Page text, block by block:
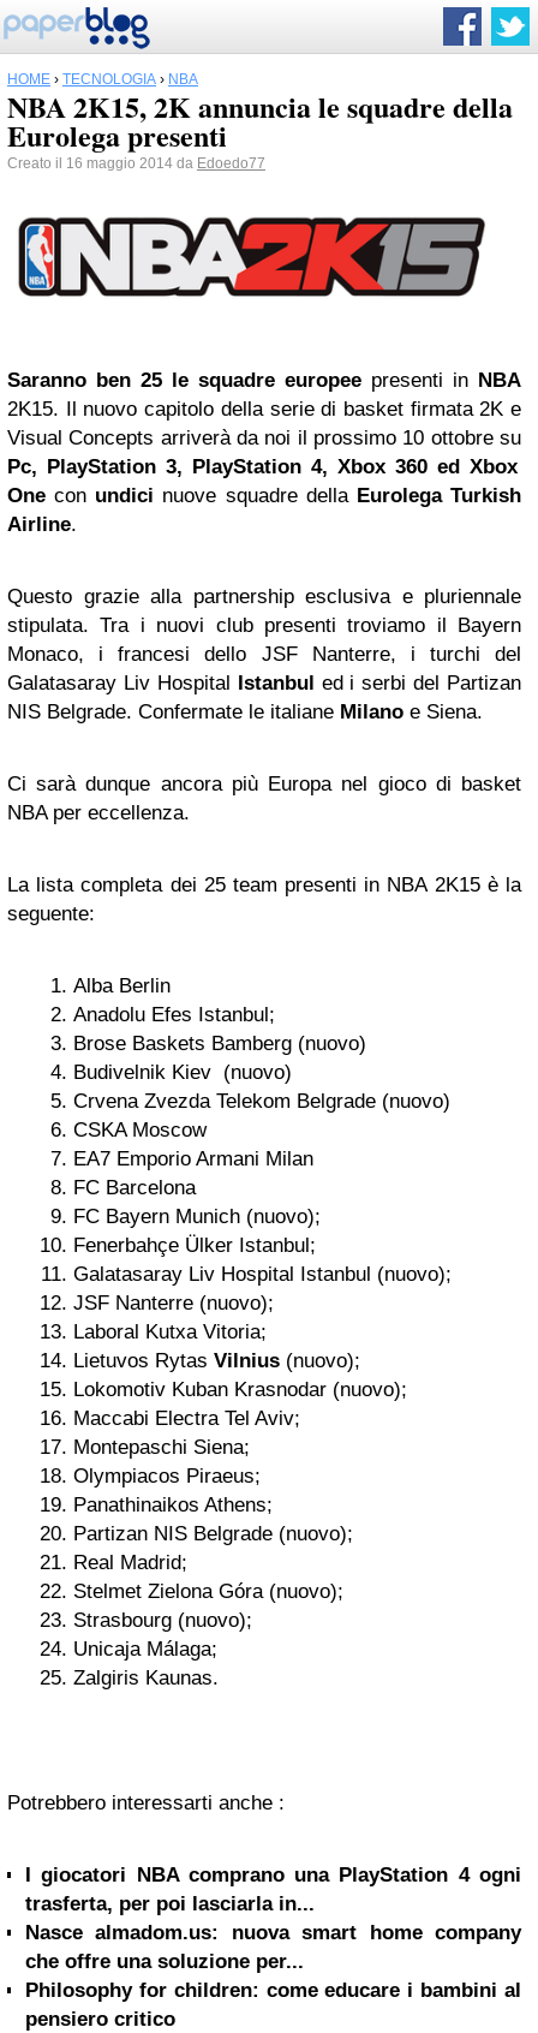
HOME › TECNOLOGIA › NBA
NBA 2K15, 2K annuncia le squadre della
Eurolega presenti
Creato il 16 maggio 2014 da Edoedo77
Saranno ben 25 le squadre europee presenti in NBA
2K15. Il nuovo capitolo della serie di basket firmata 2K e
Visual Concepts arriverà da noi il prossimo 10 ottobre su
Pc, PlayStation 3, PlayStation 4, Xbox 360 ed Xbox
One con undici nuove squadre della Eurolega Turkish
Airline.
Questo grazie alla partnership esclusiva e pluriennale
stipulata. Tra i nuovi club presenti troviamo il Bayern
Monaco, i francesi dello JSF Nanterre, i turchi del
Galatasaray Liv Hospital Istanbul ed i serbi del Partizan
NIS Belgrade. Confermate le italiane Milano e Siena.
Ci sarà dunque ancora più Europa nel gioco di basket
NBA per eccellenza.
La lista completa dei 25 team presenti in NBA 2K15 è la
seguente:
Alba Berlin
Anadolu Efes Istanbul;
Brose Baskets Bamberg (nuovo)
Budivelnik Kiev (nuovo)
Crvena Zvezda Telekom Belgrade (nuovo)
CSKA Moscow
EA7 Emporio Armani Milan
FC Barcelona
FC Bayern Munich (nuovo);
Fenerbahçe Ülker Istanbul;
Galatasaray Liv Hospital Istanbul (nuovo);
JSF Nanterre (nuovo);
Laboral Kutxa Vitoria;
Lietuvos Rytas Vilnius (nuovo);
Lokomotiv Kuban Krasnodar (nuovo);
Maccabi Electra Tel Aviv;
Montepaschi Siena;
Olympiacos Piraeus;
Panathinaikos Athens;
Partizan NIS Belgrade (nuovo);
Real Madrid;
Stelmet Zielona Góra (nuovo);
Strasbourg (nuovo);
Unicaja Málaga;
Zalgiris Kaunas.
Potrebbero interessarti anche :
I giocatori NBA comprano una PlayStation 4 ogni
trasferta, per poi lasciarla in...
Nasce almadom.us: nuova smart home company
che offre una soluzione per...
Philosophy for children: come educare i bambini al
pensiero critico